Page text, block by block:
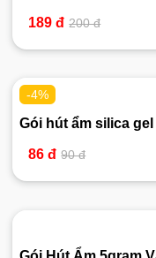
189 đ 200 đ
-4%
Gói hút ẩm silica
86 đ 90 đ